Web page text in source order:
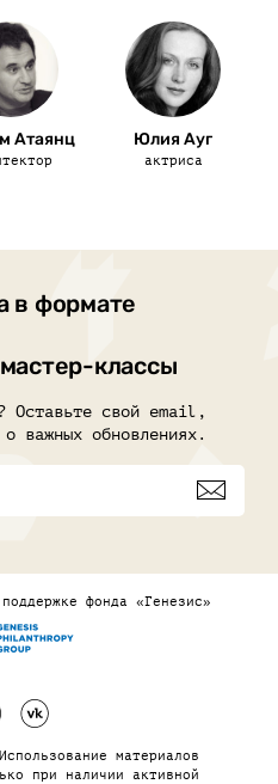
Атаянц Юлия Ауг
актриса
в формате
классы
Оставьте свой email,
важных обновлениях.
фонда «Генезис»
материалов
при наличии активной